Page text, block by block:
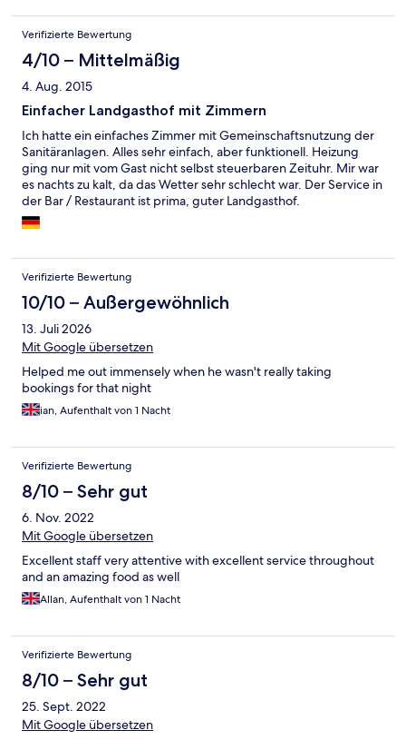
Sunday. I wasn't told this until Saturday evening and was not
offered anything such as a box of cereals. I feel I should have
been made aware of this from outset - I could have made
alternative arrangements.
Verifizierte Bewertung
4/10 – Mittelmäßig
4. Aug. 2015
Einfacher Landgasthof mit Zimmern
Ich hatte ein einfaches Zimmer mit Gemeinschaftsnutzung der
Sanitäranlagen. Alles sehr einfach, aber funktionell. Heizung
ging nur mit vom Gast nicht selbst steuerbaren Zeituhr. Mir war
es nachts zu kalt, da das Wetter sehr schlecht war. Der Service in
der Bar / Restaurant ist prima, guter Landgasthof.
Verifizierte Bewertung
10/10 – Außergewöhnlich
13. Juli 2026
Mit Google übersetzen
Helped me out immensely when he wasn't really taking
bookings for that night
ian, Aufenthalt von 1 Nacht
Verifizierte Bewertung
8/10 – Sehr gut
6. Nov. 2022
Mit Google übersetzen
Excellent staff very attentive with excellent service throughout
and an amazing food as well
Allan, Aufenthalt von 1 Nacht
Verifizierte Bewertung
8/10 – Sehr gut
25. Sept. 2022
Mit Google übersetzen